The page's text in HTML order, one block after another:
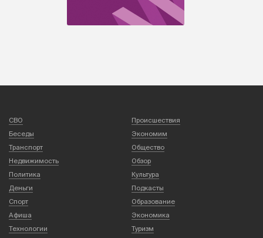
СВО
Происшествия
Беседы
Экономим
Транспорт
Общество
Недвижимость
Обзор
Политика
Культура
Деньги
Подкасты
Спорт
Образование
Афиша
Экономика
Технологии
Туризм